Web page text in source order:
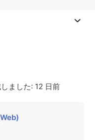
ました: 12 日前